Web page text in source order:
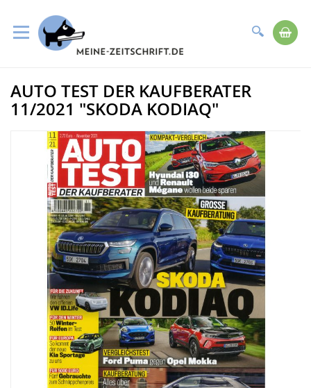
Suche
zum
Inhalt
Zum
Ende
der
Bildergalerie
springen
AUTO TEST DER KAUFBERATER
11/2021 "SKODA KODIAQ"